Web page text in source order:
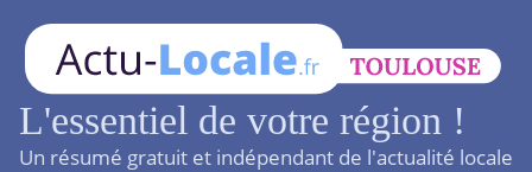
L'essentiel de votre région !
Un résumé gratuit et indépendant de l'actualité locale